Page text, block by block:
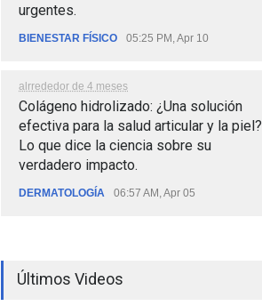
urgentes.
BIENESTAR FÍSICO 05:25 PM, Apr 10
alrrededor de 4 meses
Colágeno hidrolizado: ¿Una solución
efectiva para la salud articular y la piel?
Lo que dice la ciencia sobre su
verdadero impacto.
DERMATOLOGÍA 06:57 AM, Apr 05
Últimos Videos